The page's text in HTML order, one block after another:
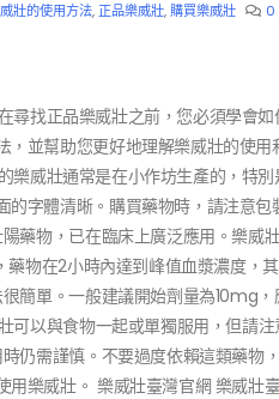
壯的使用方法, 正品樂威壯, 購買樂威壯 0
找正品樂威壯之前，您必須學會
並幫助您更好地理解樂威壯的使用
威壯通常是在小作坊生產的，特
字體清晰。購買藥物時，請注意
藥物，已在臨床上廣泛應用。樂威
物在2小時內達到峰值血漿濃度，
簡單。一般建議開始劑量為10mg
以與食物一起或單獨服用，但請
仍需謹慎。不要過度依賴這類藥物
樂威壯。 樂威壯臺灣官網 樂威壯